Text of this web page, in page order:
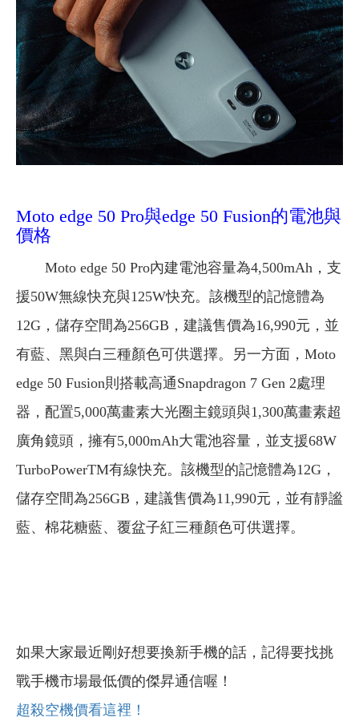
Moto edge 50 Pro與edge 50 Fusion的電池與
價格
Moto edge 50 Pro內建電池容量為4,500mAh，支
援50W無線快充與125W快充。該機型的記憶體為
12G，儲存空間為256GB，建議售價為16,990元，並
有藍、黑與白三種顏色可供選擇。另一方面，Moto
edge 50 Fusion則搭載高通Snapdragon 7 Gen 2處理
器，配置5,000萬畫素大光圈主鏡頭與1,300萬畫素超
廣角鏡頭，擁有5,000mAh大電池容量，並支援68W
TurboPowerTM有線快充。該機型的記憶體為12G，
儲存空間為256GB，建議售價為11,990元，並有靜謐
藍、棉花糖藍、覆盆子紅三種顏色可供選擇。
如果大家最近剛好想要換新手機的話，記得要找挑
戰手機市場最低價的傑昇通信喔！
超殺空機價看這裡！